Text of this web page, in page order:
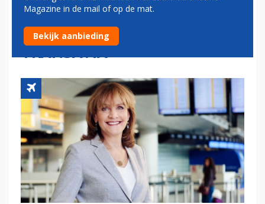
DIRECTEUR SCHIPHOL
WORDT COMMISSARIS BIJ
TRANSAVIA
Magazine in de mail of op de mat.
Bekijk aanbieding